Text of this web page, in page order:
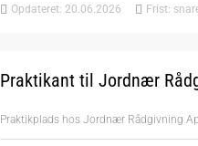
Opdateret: 20.06.2026 Frist:
Praktikant til Jordnær
Praktikplads hos Jordnær Rådgivning